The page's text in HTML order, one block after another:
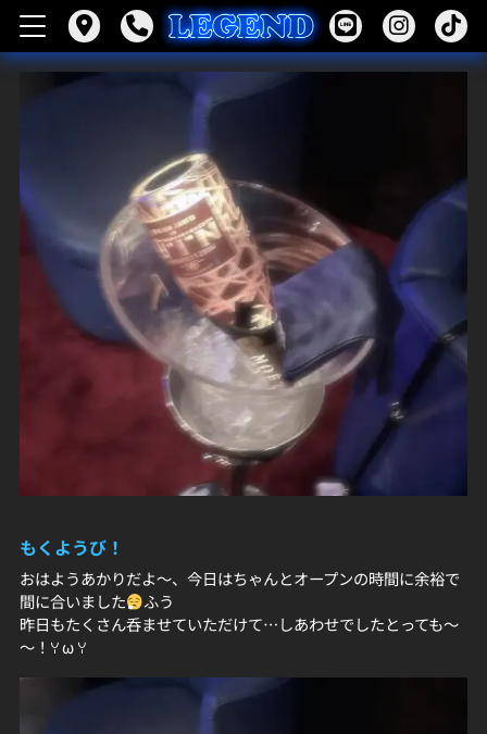
もくようび！
おはようあかりだよ～、今日はちゃんとオープンの時間に余裕で
間に合いました
ふう
昨日もたくさん呑ませていただけて…しあわせでしたとっても～
～！ꌩ ω ꌩ